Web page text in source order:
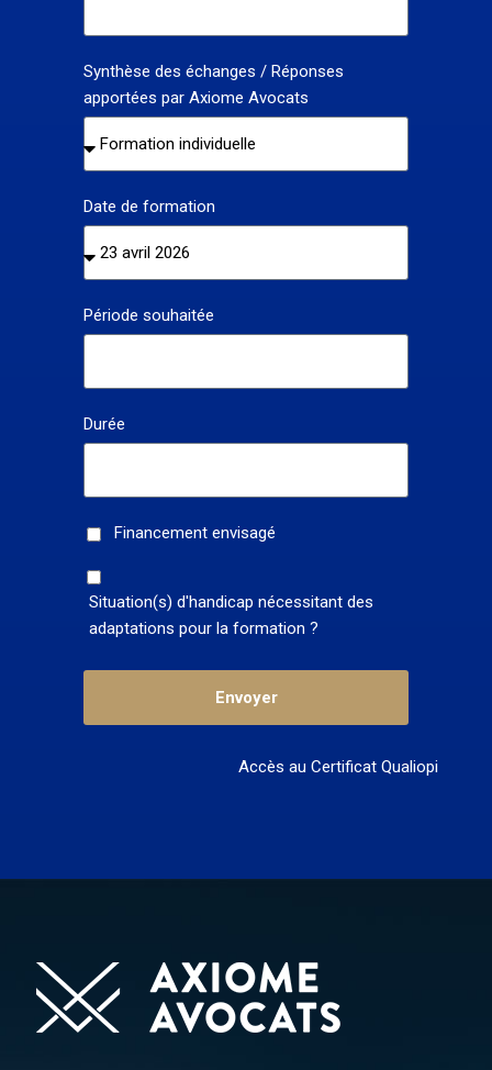
Synthèse des échanges / Réponses
apportées par Axiome Avocats
Date de formation
Période souhaitée
Durée
Financement envisagé
Situation(s) d'handicap nécessitant des
adaptations pour la formation ?
Envoyer
Accès au Certificat Qualiopi